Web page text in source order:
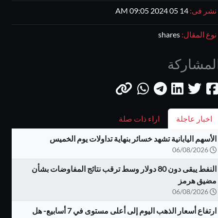
نشر فى:
نوع المقال:
اخبار عاجلة اراء ذات صلة
الأسهم اليابانية تشهد خسائر بنهاية تداولات يوم الخميس
06/08/2026
النفط يبقى دون 80 دولار وسط ترقب نتائج المفاوضات بشأن
مضيق هرمز
06/08/2026
ارتفاع أسعار الذهب اليوم إلى أعلى مستوى في 7 أسابيع- هل